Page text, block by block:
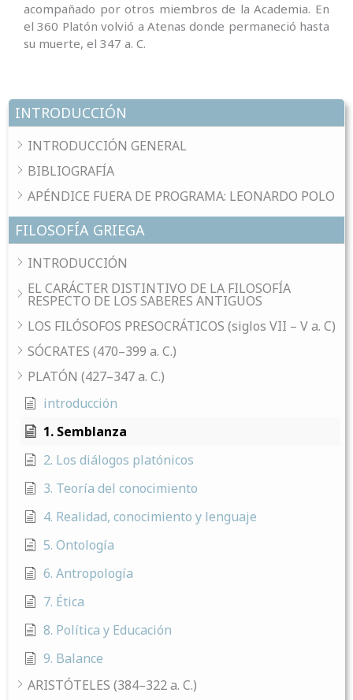
INTRODUCCIÓN
INTRODUCCIÓN GENERAL
BIBLIOGRAFÍA
APÉNDICE FUERA DE PROGRAMA: LEONARDO POLO
FILOSOFÍA GRIEGA
INTRODUCCIÓN
EL CARÁCTER DISTINTIVO DE LA FILOSOFÍA
RESPECTO DE LOS SABERES ANTIGUOS
LOS FILÓSOFOS PRESOCRÁTICOS (siglos VII – V a. C)
SÓCRATES (470–399 a. C.)
PLATÓN (427–347 a. C.)
introducción
1. Semblanza
2. Los diálogos platónicos
3. Teoría del conocimiento
4. Realidad, conocimiento y lenguaje
5. Ontología
6. Antropología
7. Ética
8. Política y Educación
9. Balance
ARISTÓTELES (384–322 a. C.)
acompañado por otros miembros de la Academia. En
el 360 Platón volvió a Atenas donde permaneció hasta
su muerte, el 347 a. C.